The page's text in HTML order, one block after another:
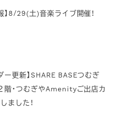
】8/29(土)音楽ライブ開催！
ー更新】SHARE BASEつむぎ
階・つむぎやAmenityご出店カ
ました！